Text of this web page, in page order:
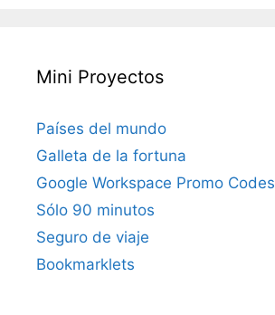
Mini Proyectos
Países del mundo
Galleta de la fortuna
Google Workspace Promo Codes
Sólo 90 minutos
Seguro de viaje
Bookmarklets